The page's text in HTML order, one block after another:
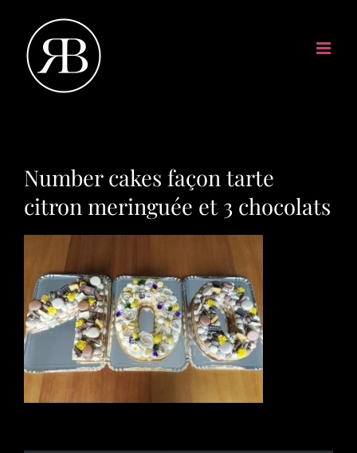
Number cakes façon tarte
citron meringuée et 3 chocolats